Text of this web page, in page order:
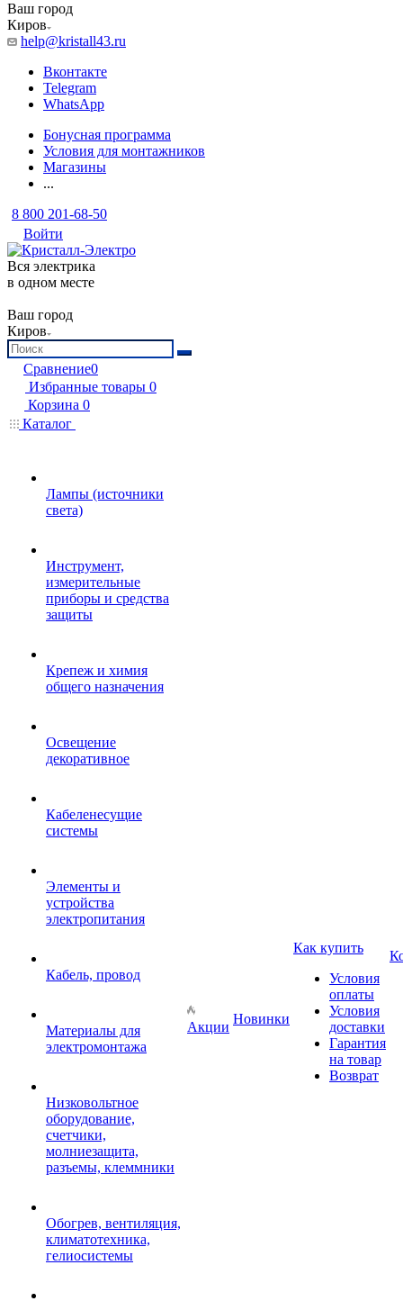
Ваш город
Киров
help@kristall43.ru
Вконтакте
Telegram
WhatsApp
Бонусная программа
Условия для монтажников
Магазины
...
8 800 201-68-50
Войти
Вся электрика
в одном месте
Ваш город
Киров
Сравнение0
Избранные товары 0
Корзина 0
Каталог
Лампы (источники
света)
Инструмент,
измерительные
приборы и средства
защиты
Крепеж и химия
общего назначения
Освещение
декоративное
Кабеленесущие
системы
Элементы и
устройства
электропитания
Кабель, провод
Материалы для
электромонтажа
Низковольтное
оборудование,
счетчики,
молниезащита,
разъемы, клеммники
Обогрев, вентиляция,
климатотехника,
гелиосистемы
Акции
Новинки
Как купить
Условия
оплаты
Условия
доставки
Гарантия
на товар
Возврат